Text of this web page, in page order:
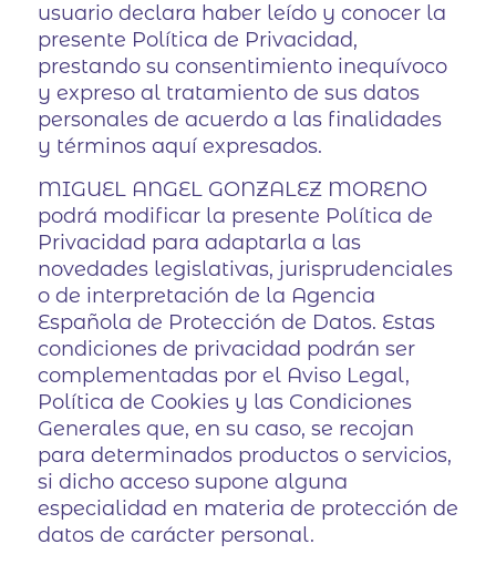
usuario declara haber leído y conocer la
presente Política de Privacidad,
prestando su consentimiento inequívoco
y expreso al tratamiento de sus datos
personales de acuerdo a las finalidades
y términos aquí expresados.
MIGUEL ANGEL GONZALEZ MORENO
podrá modificar la presente Política de
Privacidad para adaptarla a las
novedades legislativas, jurisprudenciales
o de interpretación de la Agencia
Española de Protección de Datos. Estas
condiciones de privacidad podrán ser
complementadas por el Aviso Legal,
Política de Cookies y las Condiciones
Generales que, en su caso, se recojan
para determinados productos o servicios,
si dicho acceso supone alguna
especialidad en materia de protección de
datos de carácter personal.